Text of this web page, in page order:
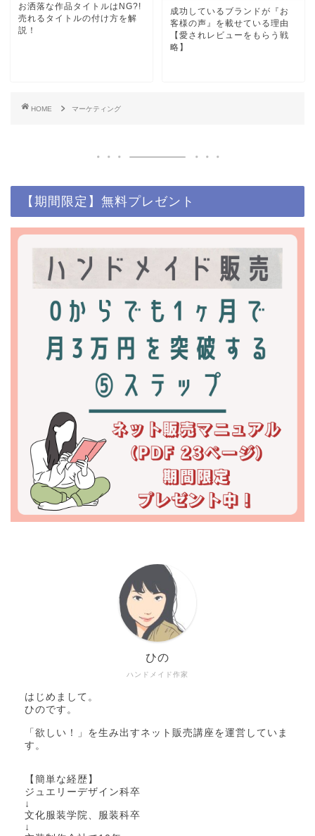
お洒落な作品タイトルはNG?!
売れるタイトルの付け方を解
説！
成功しているブランドが『お
客様の声』を載せている理由
【愛されレビューをもらう戦
略】
HOME マーケティング
【期間限定】無料プレゼント
ハンドメイド作家
ひの
はじめまして。
ひのです。
「欲しい！」を生み出すネット販売講座を運営していま
す。
【簡単な経歴】
ジュエリーデザイン科卒
↓
文化服装学院、服装科卒
↓